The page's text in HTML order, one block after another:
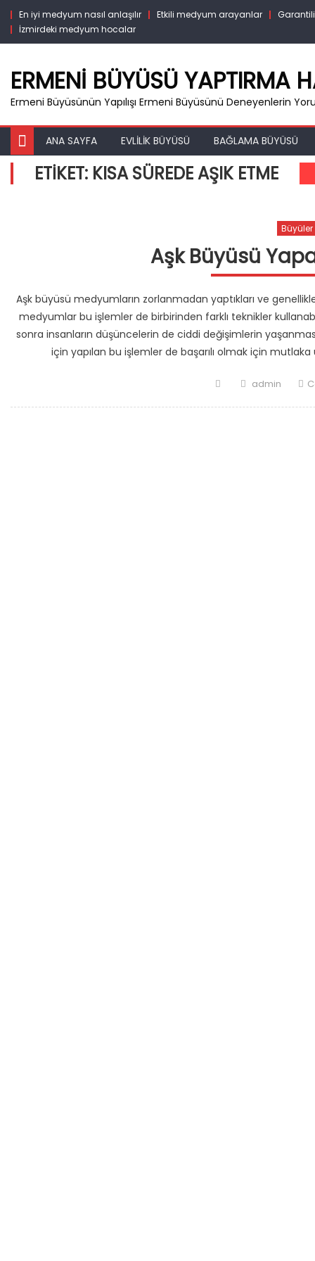
Skip
content
En iyi medyum nasıl anlaşılır Etkili medyum arayanlar
İzmirdeki medyum hocalar
ERMENI BÜYÜSÜ YAPTIRMA
Ermeni Büyüsünün Yapılışı Ermeni Büyüsünü Deneyenlerin
ANA SAYFA EVLILIK BÜYÜSÜ BAĞLAMA BÜYÜSÜ
ETIKET: KISA SÜREDE AŞIK ETME
Büyüler
Aşk Büyüsü
Aşk büyüsü medyumların zorlanmadan yaptıkları ve
medyumlar bu işlemler de birbirinden farklı teknikler
sonra insanların düşüncelerin de ciddi değişimlerin
için yapılan bu işlemler de başarılı olmak için
PostedAuthor
admin